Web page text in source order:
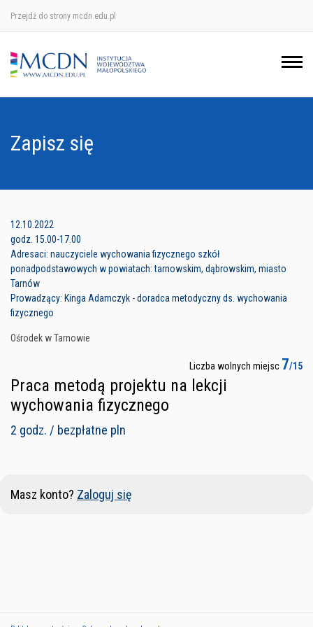
Przejdź do strony mcdn.edu.pl
Zapisz się
12.10.2022
godz. 15.00-17.00
Adresaci: nauczyciele wychowania fizycznego szkół
ponadpodstawowych w powiatach: tarnowskim, dąbrowskim, miasto
Tarnów
Prowadzący: Kinga Adamczyk - doradca metodyczny ds. wychowania
fizycznego
Ośrodek w Tarnowie
Liczba wolnych miejsc 7/15
Praca metodą projektu na lekcji
wychowania fizycznego
2 godz. / bezpłatne pln
Masz konto? Zaloguj się
Ośrodek w Krakowie
Ośrodek w Nowym Sączu
Ośrodek w Tarnowie